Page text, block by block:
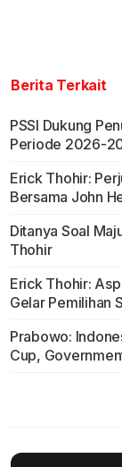
Berita Terkait
PSSI Dukung
Periode 2026-
Erick Thohir:
Bersama John
Ditanya Soal
Thohir
Erick Thohir:
Gelar Pemilihan
Prabowo:
Cup,